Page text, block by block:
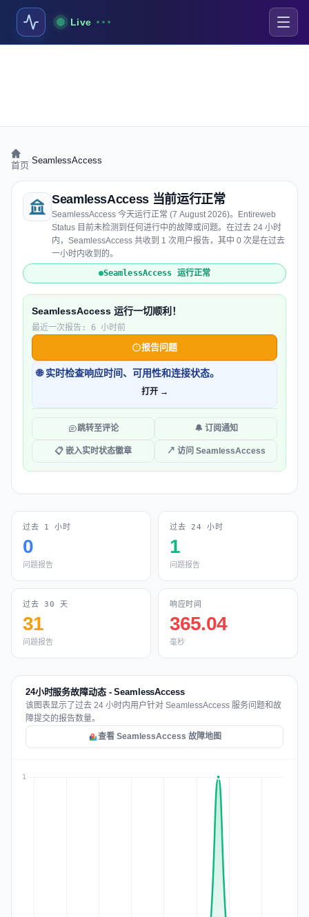
Live
首页 SeamlessAccess
SeamlessAccess 当前运行正常
SeamlessAccess 今天运行正常 (7 August 2026)。Entireweb
Status 目前未检测到任何进行中的故障或问题。在过去 24 小时
内，SeamlessAccess 共收到 1 次用户报告，其中 0 次是在过去
一小时内收到的。
SeamlessAccess 运行正常
SeamlessAccess 运行一切顺利！
最近一次报告: 6 小时前
报告问题
🌐 实时检查响应时间、可用性和连接状态。
打开 →
跳转至评论 🔔 订阅通知
📋 嵌入实时状态徽章 ↗ 访问 SeamlessAccess
过去 1 小时
0
问题报告
过去 24 小时
1
问题报告
过去 30 天
31
问题报告
响应时间
365.04
毫秒
24小时服务故障动态 - SeamlessAccess
该图表显示了过去 24 小时内用户针对 SeamlessAccess 服务问题和故
障提交的报告数量。
查看 SeamlessAccess 故障地图